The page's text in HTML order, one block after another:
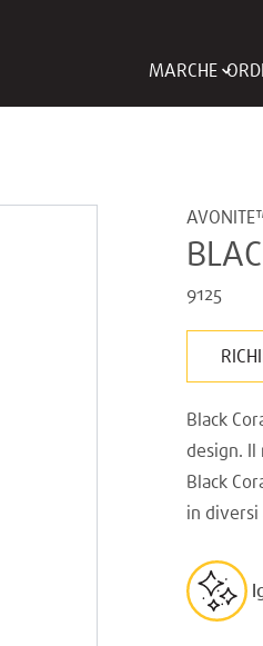
MARCHE
9125
Black
design.
Black
in diversi